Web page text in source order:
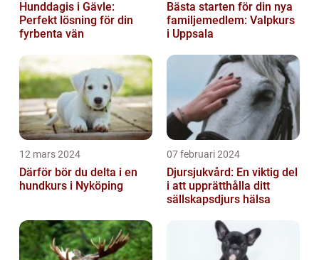
Hunddagis i Gävle:
Perfekt lösning för din
fyrbenta vän
Bästa starten för din nya
familjemedlem: Valpkurs
i Uppsala
12 mars 2024
Därför bör du delta i en
hundkurs i Nyköping
07 februari 2024
Djursjukvård: En viktig del
i att upprätthålla ditt
sällskapsdjurs hälsa